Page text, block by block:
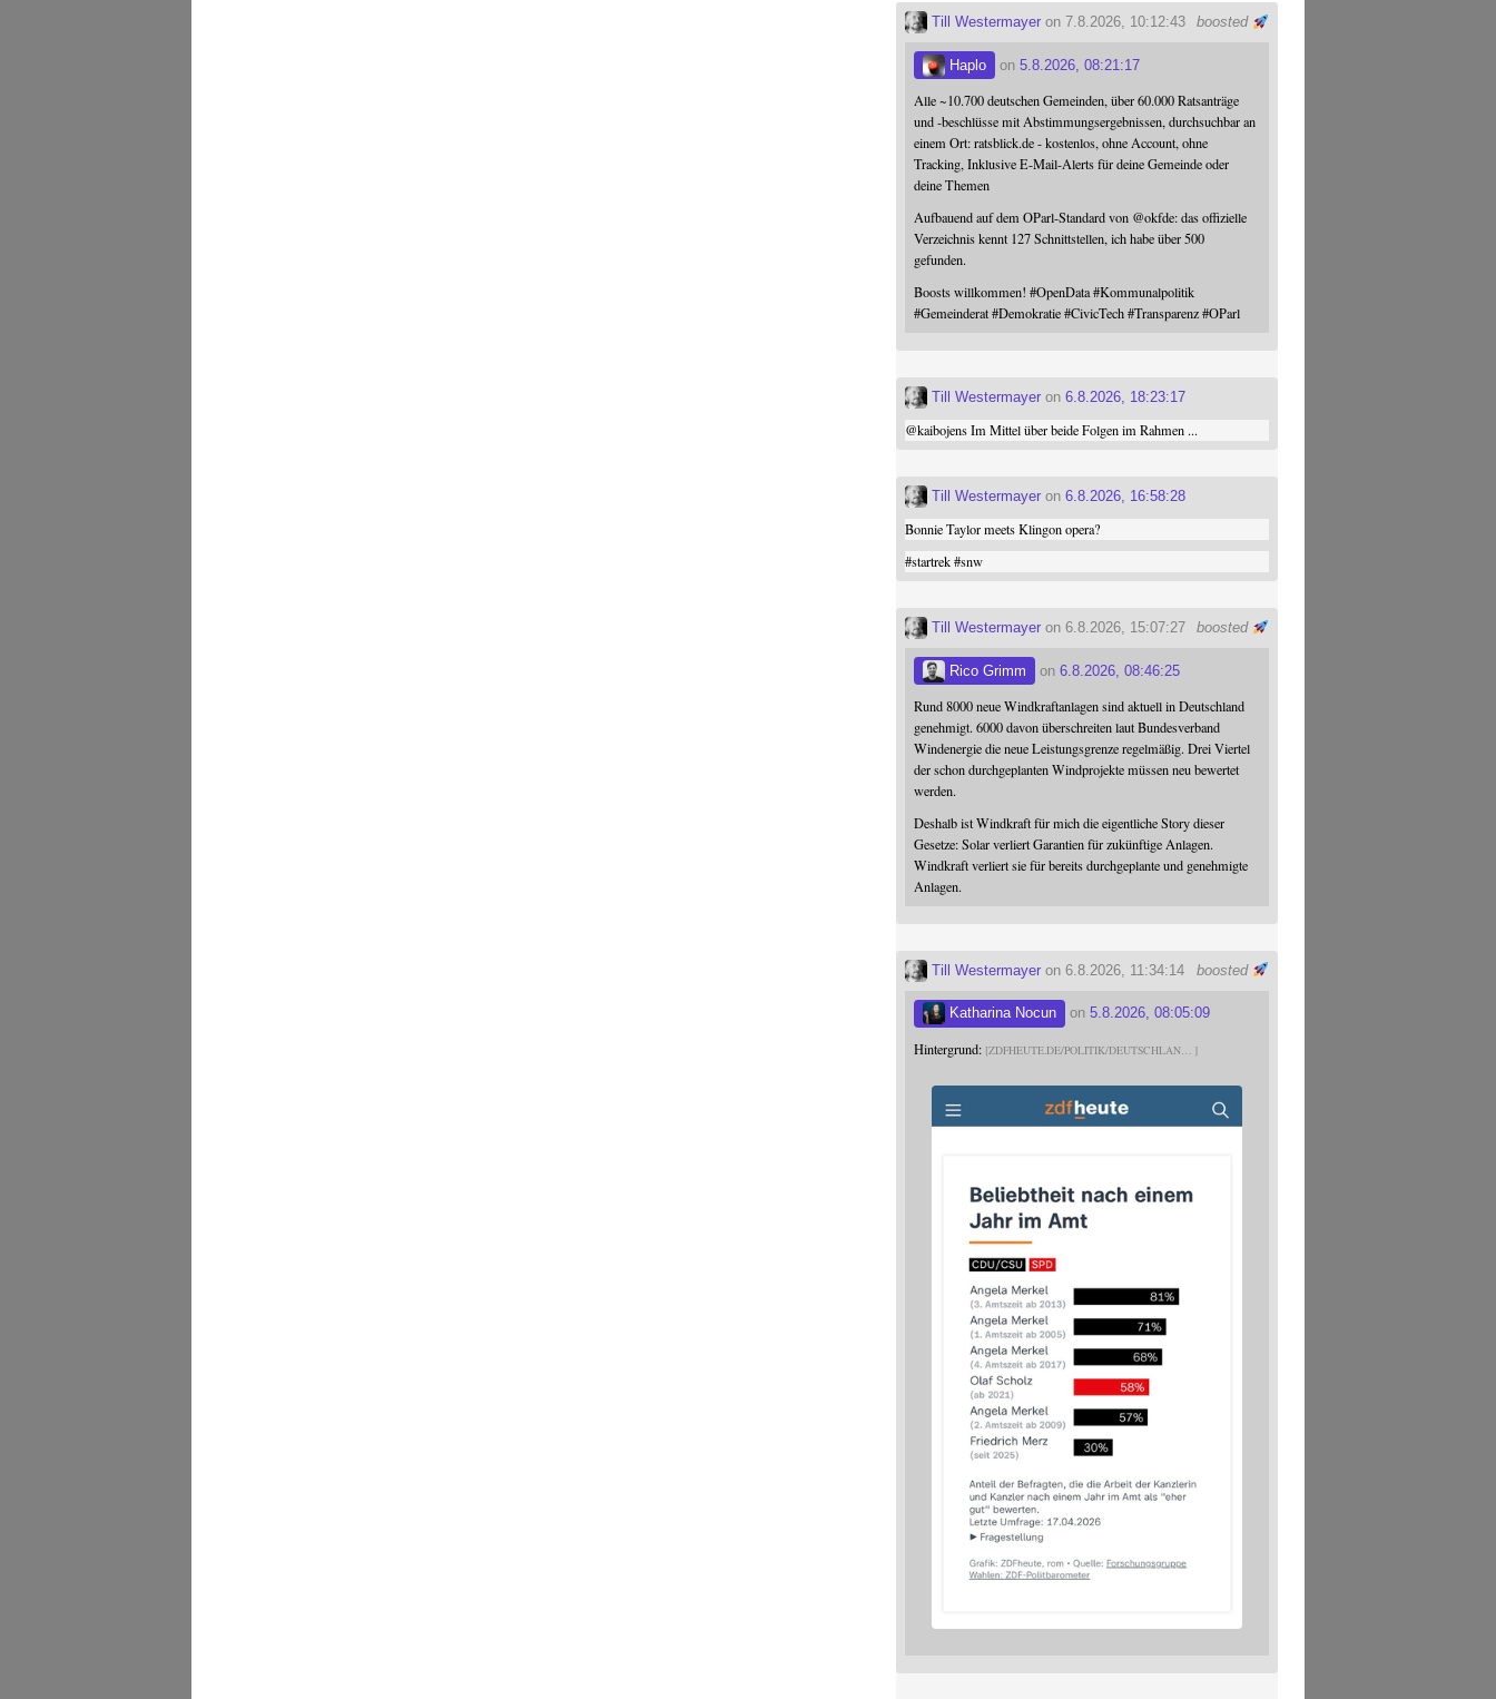
boosted
Till Westermayer on 7.8.2026, 10:12:43
Haplo on5.8.2026, 08:21:17
Alle ~10.700 deutschen Gemeinden, über 60.000 Ratsanträge
und -beschlüsse mit Abstimmungsergebnissen, durchsuchbar an
einem Ort: ratsblick.de - kostenlos, ohne Account, ohne
Tracking, Inklusive E-Mail-Alerts für deine Gemeinde oder
deine Themen
Aufbauend auf dem OParl-Standard von @okfde: das offizielle
Verzeichnis kennt 127 Schnittstellen, ich habe über 500
gefunden.
Boosts willkommen!#OpenData #Kommunalpolitik
#Gemeinderat #Demokratie #CivicTech #Transparenz #OParl
Till Westermayer on6.8.2026, 18:23:17
@kaibojensIm Mittel über beide Folgen im Rahmen ...
Till Westermayer on6.8.2026, 16:58:28
Bonnie Taylor meets Klingon opera?
#startrek #snw
boosted
Till Westermayer on 6.8.2026, 15:07:27
Rico Grimm on6.8.2026, 08:46:25
Rund 8000 neue Windkraftanlagen sind aktuell in Deutschland
genehmigt. 6000 davon überschreiten laut Bundesverband
Windenergie die neue Leistungsgrenze regelmäßig. Drei Viertel
der schon durchgeplanten Windprojekte müssen neu bewertet
werden.
Deshalb ist Windkraft für mich die eigentliche Story dieser
Gesetze: Solar verliert Garantien für zukünftige Anlagen.
Windkraft verliert sie für bereits durchgeplante und genehmigte
Anlagen.
boosted
Till Westermayer on 6.8.2026, 11:34:14
Katharina Nocun on5.8.2026, 08:05:09
Hintergrund: ZDFHEUTE.DE/POLITIK/DEUTSCHLAN